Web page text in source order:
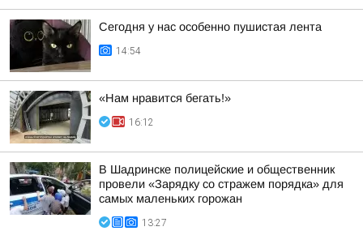
Сегодня у нас особенно пушистая лента
14:54
«Нам нравится бегать!»
16:12
В Шадринске полицейские и общественник
провели «Зарядку со стражем порядка» для
самых маленьких горожан
13:27